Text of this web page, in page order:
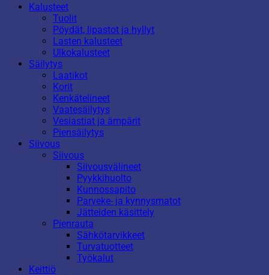
Kalusteet
Tuolit
Pöydät, lipastot ja hyllyt
Lasten kalusteet
Ulkokalusteet
Säilytys
Laatikot
Korit
Kenkätelineet
Vaatesäilytys
Vesiastiat ja ämpärit
Piensäilytys
Siivous
Siivous
Siivousvälineet
Pyykkihuolto
Kunnossapito
Parveke- ja kynnysmatot
Jätteiden käsittely
Pienrauta
Sähkötarvikkeet
Turvatuotteet
Työkalut
Keittiö